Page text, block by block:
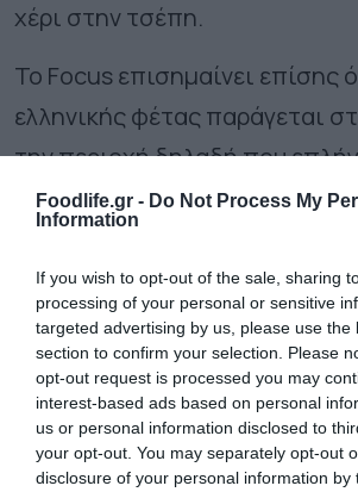
Foodlife.gr - Do Not Process My
Information
If you wish to opt-out of the sale, sharing
processing of your personal or sensitive
targeted advertising by us, please use the
section to confirm your selection. Please
opt-out request is processed you may
interest-based ads based on personal
us or personal information disclosed to
your opt-out. You may separately opt-out
disclosure of your personal information by
χέρι στην τσέπη.
Το Focus επισημαίνει επίσης
ελληνικής φέτας παράγεται
την περιοχή δηλαδή που
βαθμό από τις πλημμύρες,
εξάγεται. Η Γερμανία μάλιστα
«καλύτερος αγοραστής»
απορροφώντας το ένα τρίτο
εξαγωγών.
Πηγή: Deutsche Welle